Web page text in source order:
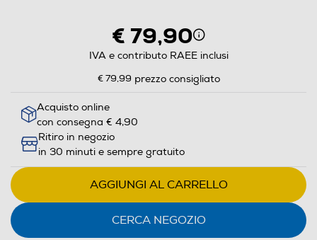
€ 79,90
IVA e contributo RAEE inclusi
€ 79,99 prezzo consigliato
Acquisto online
con consegna € 4,90
Ritiro in negozio
in 30 minuti e sempre gratuito
AGGIUNGI AL CARRELLO
CERCA NEGOZIO